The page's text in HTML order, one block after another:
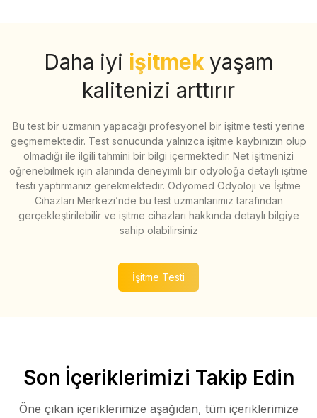
Daha iyi işitmek yaşam
kalitenizi arttırır
Bu test bir uzmanın yapacağı profesyonel bir işitme testi yerine
geçmemektedir. Test sonucunda yalnızca işitme kaybınızın olup
olmadığı ile ilgili tahmini bir bilgi içermektedir. Net işitmenizi
öğrenebilmek için alanında deneyimli bir odyoloğa detaylı işitme
testi yaptırmanız gerekmektedir. Odyomed Odyoloji ve İşitme
Cihazları Merkezi’nde bu test uzmanlarımız tarafından
gerçekleştirilebilir ve işitme cihazları hakkında detaylı bilgiye
sahip olabilirsiniz
İşitme Testi
Son İçeriklerimizi Takip Edin
Öne çıkan içeriklerimize aşağıdan, tüm içeriklerimize